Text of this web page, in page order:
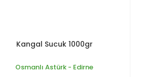
Kangal Sucuk 1000gr
Osmanlı Astürk - Edirne